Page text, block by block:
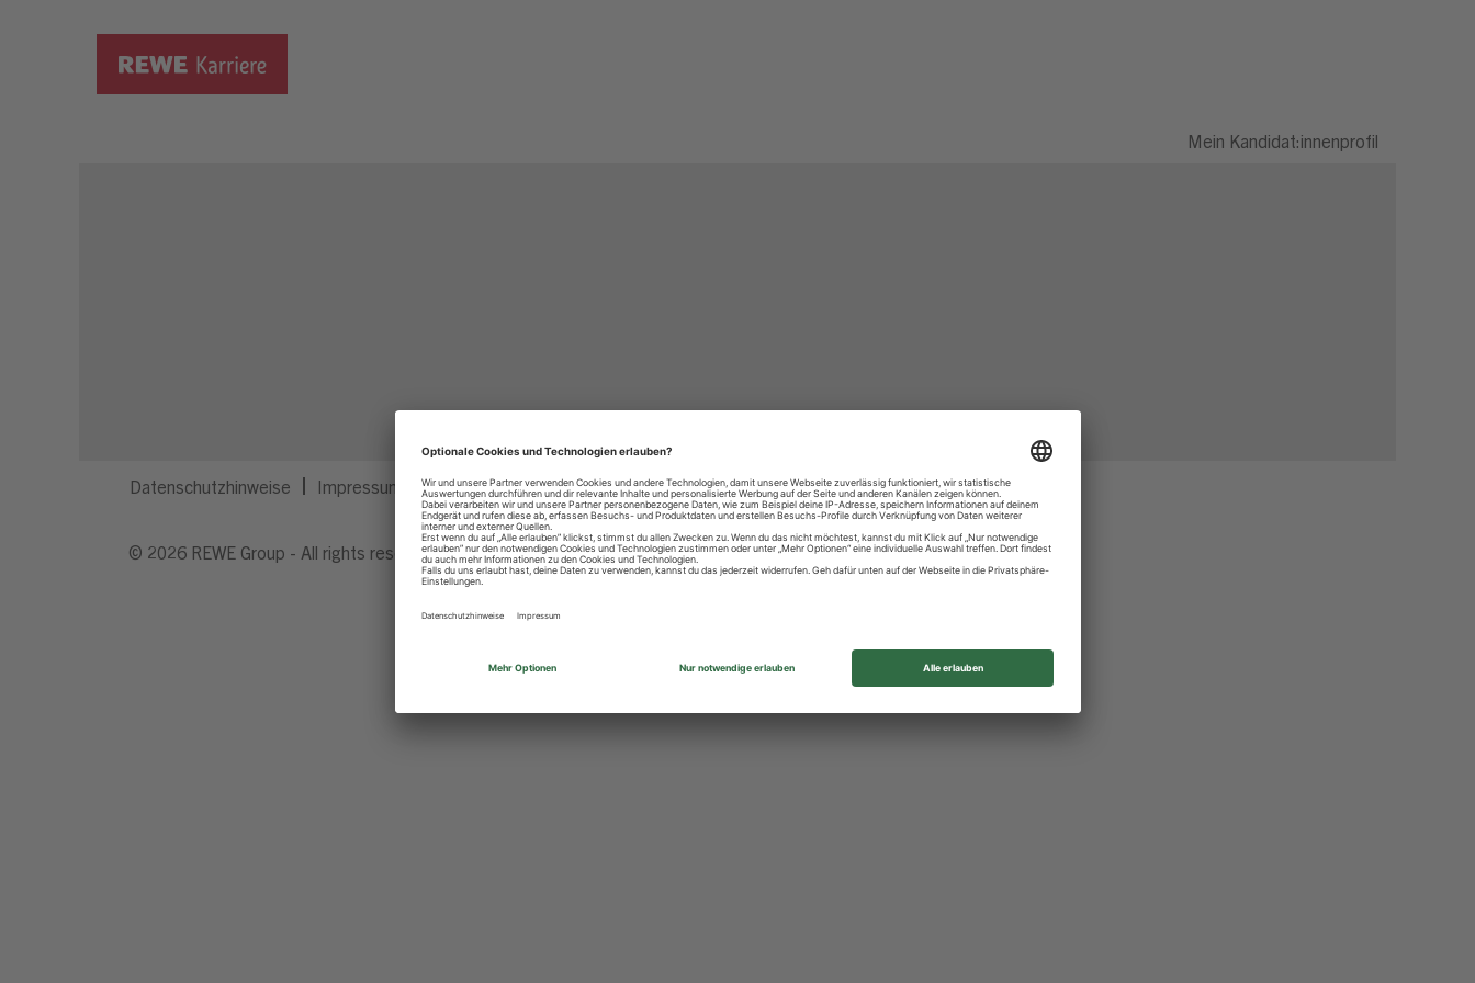
Mein Kandidat:innenprofil
Datenschutzhinweise Impressum Privatsphäre-Einstellungen
© 2026 REWE Group - All rights reserved